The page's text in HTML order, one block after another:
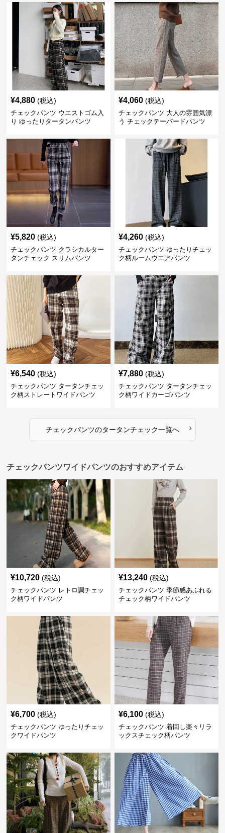
¥4,880 (税込)
チェックパンツ ウエストゴム入
り ゆったりタータンパンツ
¥4,060 (税込)
チェックパンツ 大人の雰囲気漂
う チェックテーパードパンツ
¥5,820 (税込)
チェックパンツ クラシカルター
タンチェック スリムパンツ
¥4,260 (税込)
チェックパンツ ゆったりチェッ
ク柄ルームウエアパンツ
¥6,540 (税込)
チェックパンツ タータンチェッ
ク柄ストレートワイドパンツ
¥7,880 (税込)
チェックパンツ タータンチェッ
ク柄ワイドカーゴパンツ
チェックパンツのタータンチェック一覧へ ›
チェックパンツワイドパンツのおすすめアイテム
¥10,720 (税込)
チェックパンツ レトロ調チェッ
ク柄ワイドパンツ
¥13,240 (税込)
チェックパンツ 季節感あふれる
チェック柄ワイドパンツ
¥6,700 (税込)
チェックパンツ ゆったりチェッ
クワイドパンツ
¥6,100 (税込)
チェックパンツ 着回し楽々リラ
ックスチェック柄パンツ